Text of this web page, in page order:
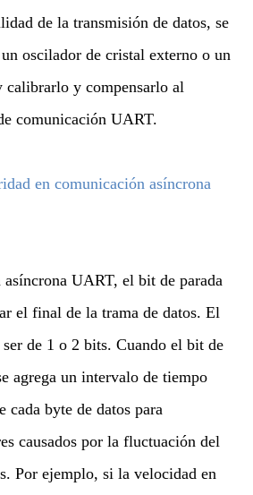
de la transmisión de datos, se
oscilador de cristal externo o un
calibrarlo y compensarlo al
comunicación UART.
en comunicación asíncrona
UART, el bit de parada
el final de la trama de datos. El
de 1 o 2 bits. Cuando el bit de
agrega un intervalo de tiempo
cada byte de datos para
causados por la fluctuación del
Por ejemplo, si la velocidad en